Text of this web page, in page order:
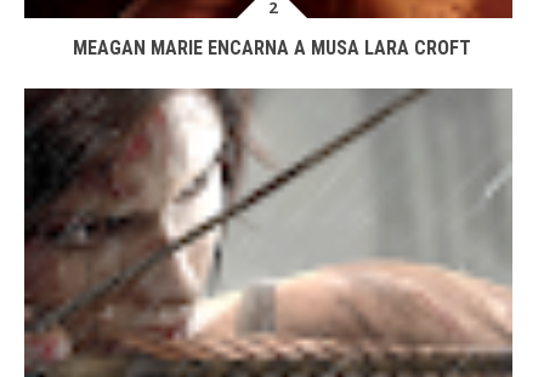
MEAGAN MARIE ENCARNA A MUSA LARA CROFT